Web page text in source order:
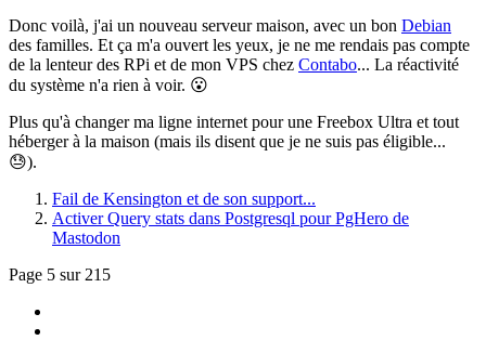
Donc voilà, j'ai un nouveau serveur maison, avec un bon Debian
des familles. Et ça m'a ouvert les yeux, je ne me rendais pas compte
de la lenteur des RPi et de mon VPS chez Contabo... La réactivité
du système n'a rien à voir. 😮
Plus qu'à changer ma ligne internet pour une Freebox Ultra et tout
héberger à la maison (mais ils disent que je ne suis pas éligible...
😓).
Fail de Kensington et de son support...
Activer Query stats dans Postgresql pour PgHero de
Mastodon
Page 5 sur 215